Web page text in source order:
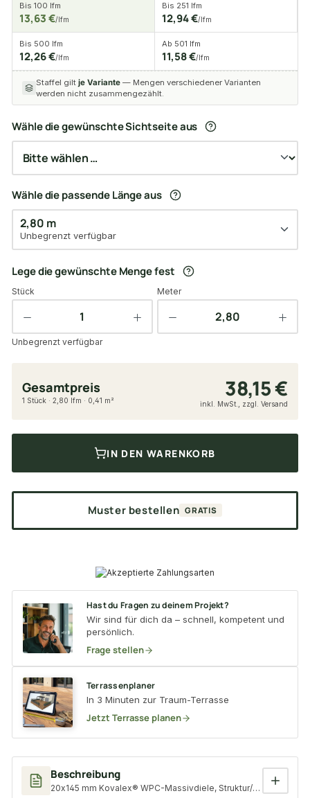
Beschreibung
20x145 mm Kovalex® WPC-Massivdiele, Struktur/fein,
Bis 100 lfm
13,63 €/lfm
Bis 251 lfm
12,94 €/lfm
Bis 500 lfm
12,26 €/lfm
Ab 501 lfm
11,58 €/lfm
Staffel gilt je Variante — Mengen verschiedener Varianten
werden nicht zusammengezählt.
Wähle die gewünschte Sichtseite aus
Wähle die passende Länge aus
2,80 m
Unbegrenzt verfügbar
Lege die gewünschte Menge fest
Stück Meter
Unbegrenzt verfügbar
Gesamtpreis 38,15 €
1 Stück · 2,80 lfm · 0,41 m² inkl. MwSt., zzgl. Versand
IN DEN WARENKORB
Muster bestellen GRATIS
Hast du Fragen zu deinem Projekt?
Wir sind für dich da – schnell, kompetent und
persönlich.
Frage stellen
Terrassenplaner
In 3 Minuten zur Traum-Terrasse
Jetzt Terrasse planen